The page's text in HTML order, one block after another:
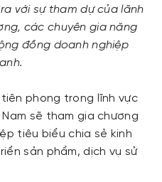
với sự tham dự của lãnh
các chuyên gia năng
đồng doanh nghiệp
phong trong lĩnh vực
sẽ tham gia chương
tiêu biểu chia sẻ kinh
sản phẩm, dịch vụ sử